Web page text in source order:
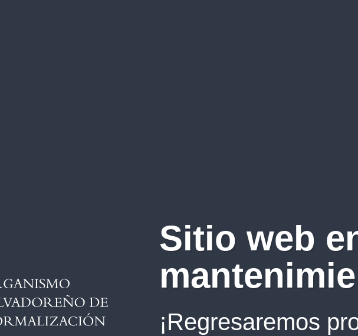
Sitio web
¡Regresaremos